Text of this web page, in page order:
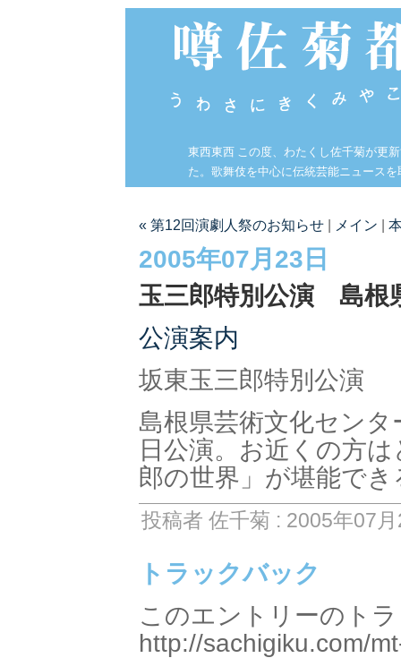
東西東西 この度、わたくし佐千菊が更
た。歌舞伎を中心に伝統芸能ニュース
« 第12回演劇人祭のお知らせ メイン
2005年07月23日
玉三郎特別公演 島根
公演案内
坂東玉三郎特別公演
島根県芸術文化セン
日公演。お近くの方
郎の世界」が堪能で
投稿者 佐千菊 : 2005年07
トラックバック
このエントリーのト
http://sachigiku.com/